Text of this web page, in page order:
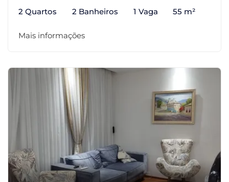
2 Quartos 2 Banheiros 1 Vaga 55 m²
Mais informações